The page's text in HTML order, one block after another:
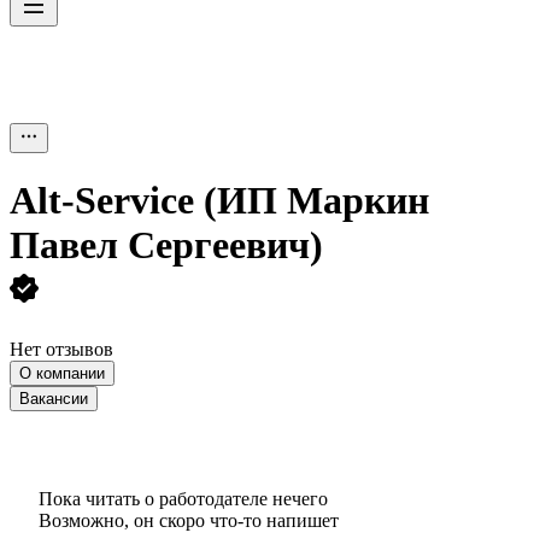
Alt-Service (ИП Маркин
Павел Сергеевич)
Нет отзывов
О компании
Вакансии
Пока читать о работодателе нечего
Возможно, он скоро что‑то напишет